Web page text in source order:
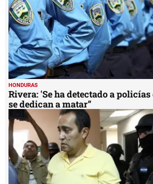
HONDURAS
Rivera: 'Se ha detectado a policías
se dedican a matar”